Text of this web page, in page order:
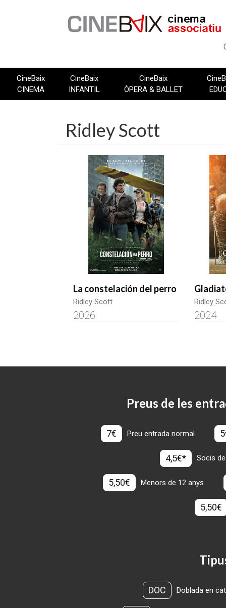
CineBaix
CINEMA
CineBaix
INFANTIL
CineBaix
ÒPERA & BALLET
Ridley Scott
La constelación del perro
Ridley Scott
2026
Ridley
2024
Preus de les
7€ Preu entrada normal
4,5€* Socis
5,50€ Menors de 12 anys
5,50€
DOC Doblada en